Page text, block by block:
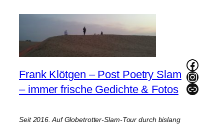
Frank Klötgen – Post Poetry Slam
– immer frische Gedichte & Fotos
Seit 2016. Auf Globetrotter-Slam-Tour durch bislang
Link